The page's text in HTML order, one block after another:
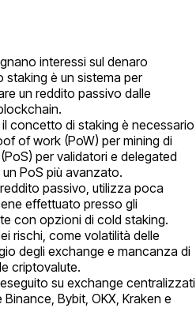
interessi sul denaro
staking è un sistema per
un reddito passivo dalle
concetto di staking è necessario
of work (PoW) per mining di
per validatori e delegated
PoS più avanzato.
passivo, utilizza poca
effettuato presso gli
con opzioni di cold staking.
rischi, come volatilità delle
degli exchange e mancanza di
criptovalute.
su exchange centralizzati
Bybit, OKX, Kraken e